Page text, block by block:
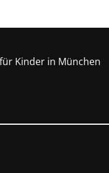
Kinder in München